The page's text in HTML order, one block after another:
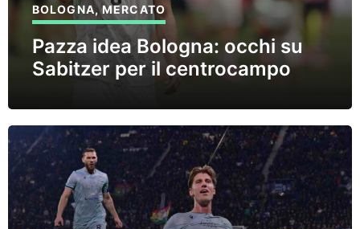
BOLOGNA,MERCATO
Pazza idea Bologna: occhi su
Sabitzer per il centrocampo